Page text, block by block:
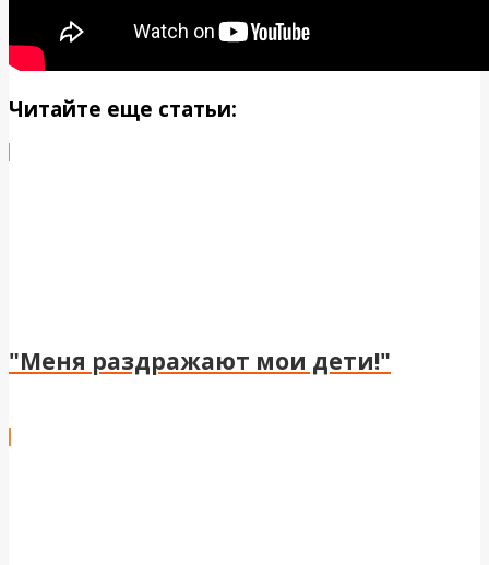
Читайте еще статьи:
"Меня раздражают мои дети!"